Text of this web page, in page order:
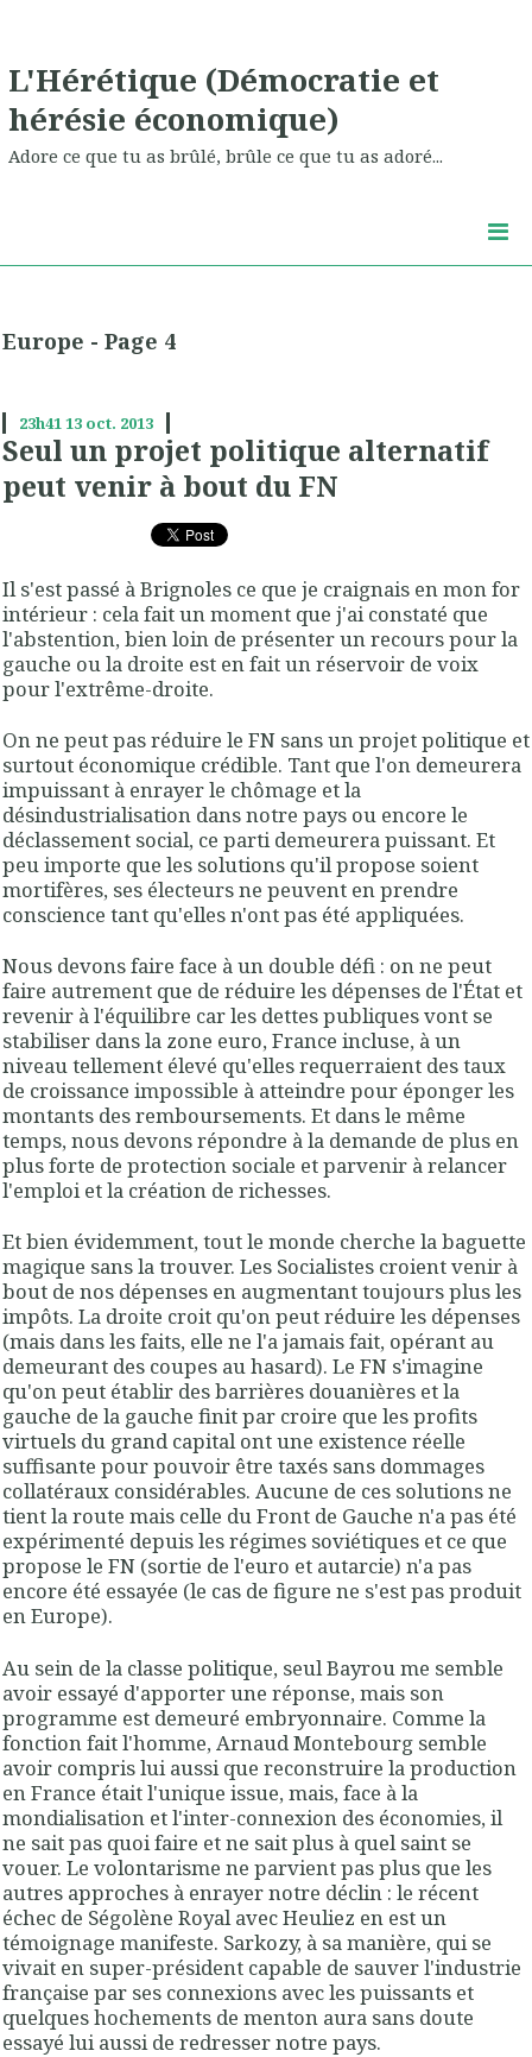
L'Hérétique (Démocratie et
hérésie économique)
Adore ce que tu as brûlé, brûle ce que tu as adoré...
Europe - Page 4
23h4113 oct. 2013
Seul un projet politique alternatif
peut venir à bout du FN
Il s'est passé à Brignoles ce que je craignais en mon for
intérieur : cela fait un moment que j'ai constaté que
l'abstention, bien loin de présenter un recours pour la
gauche ou la droite est en fait un réservoir de voix
pour l'extrême-droite.
On ne peut pas réduire le FN sans un projet politique et
surtout économique crédible. Tant que l'on demeurera
impuissant à enrayer le chômage et la
désindustrialisation dans notre pays ou encore le
déclassement social, ce parti demeurera puissant. Et
peu importe que les solutions qu'il propose soient
mortifères, ses électeurs ne peuvent en prendre
conscience tant qu'elles n'ont pas été appliquées.
Nous devons faire face à un double défi : on ne peut
faire autrement que de réduire les dépenses de l'État et
revenir à l'équilibre car les dettes publiques vont se
stabiliser dans la zone euro, France incluse, à un
niveau tellement élevé qu'elles requerraient des taux
de croissance impossible à atteindre pour éponger les
montants des remboursements. Et dans le même
temps, nous devons répondre à la demande de plus en
plus forte de protection sociale et parvenir à relancer
l'emploi et la création de richesses.
Et bien évidemment, tout le monde cherche la baguette
magique sans la trouver. Les Socialistes croient venir à
bout de nos dépenses en augmentant toujours plus les
impôts. La droite croit qu'on peut réduire les dépenses
(mais dans les faits, elle ne l'a jamais fait, opérant au
demeurant des coupes au hasard). Le FN s'imagine
qu'on peut établir des barrières douanières et la
gauche de la gauche finit par croire que les profits
virtuels du grand capital ont une existence réelle
suffisante pour pouvoir être taxés sans dommages
collatéraux considérables. Aucune de ces solutions ne
tient la route mais celle du Front de Gauche n'a pas été
expérimenté depuis les régimes soviétiques et ce que
propose le FN (sortie de l'euro et autarcie) n'a pas
encore été essayée (le cas de figure ne s'est pas produit
en Europe).
Au sein de la classe politique, seul Bayrou me semble
avoir essayé d'apporter une réponse, mais son
programme est demeuré embryonnaire. Comme la
fonction fait l'homme, Arnaud Montebourg semble
avoir compris lui aussi que reconstruire la production
en France était l'unique issue, mais, face à la
mondialisation et l'inter-connexion des économies, il
ne sait pas quoi faire et ne sait plus à quel saint se
vouer. Le volontarisme ne parvient pas plus que les
autres approches à enrayer notre déclin : le récent
échec de Ségolène Royal avec Heuliez en est un
témoignage manifeste. Sarkozy, à sa manière, qui se
vivait en super-président capable de sauver l'industrie
française par ses connexions avec les puissants et
quelques hochements de menton aura sans doute
essayé lui aussi de redresser notre pays.